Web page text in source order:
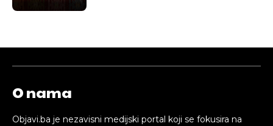
O nama
Objavi.ba je nezavisni medijski portal koji se fokusira na